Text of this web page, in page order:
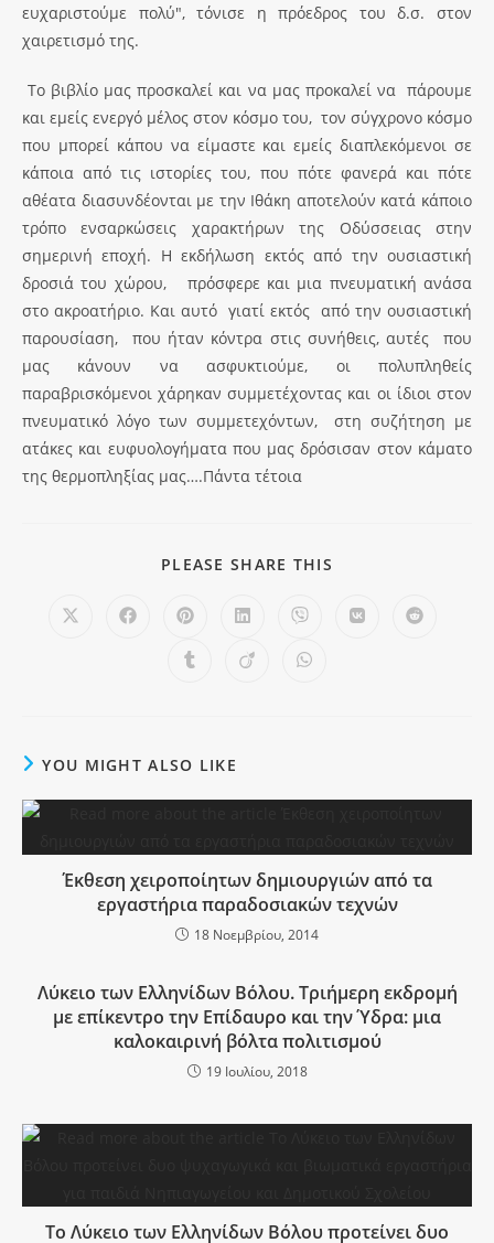
ευχαριστούμε πολύ", τόνισε η πρόεδρος του δ.σ. στον
χαιρετισμό της.
Το βιβλίο μας προσκαλεί και να μας προκαλεί να πάρουμε
και εμείς ενεργό μέλος στον κόσμο του, τον σύγχρονο κόσμο
που μπορεί κάπου να είμαστε και εμείς διαπλεκόμενοι σε
κάποια από τις ιστορίες του, που πότε φανερά και πότε
αθέατα διασυνδέονται με την Ιθάκη αποτελούν κατά κάποιο
τρόπο ενσαρκώσεις χαρακτήρων της Οδύσσειας στην
σημερινή εποχή. Η εκδήλωση εκτός από την ουσιαστική
δροσιά του χώρου, πρόσφερε και μια πνευματική ανάσα
στο ακροατήριο. Και αυτό γιατί εκτός από την ουσιαστική
παρουσίαση, που ήταν κόντρα στις συνήθεις, αυτές που
μας κάνουν να ασφυκτιούμε, οι πολυπληθείς
παραβρισκόμενοι χάρηκαν συμμετέχοντας και οι ίδιοι στον
πνευματικό λόγο των συμμετεχόντων, στη συζήτηση με
ατάκες και ευφυολογήματα που μας δρόσισαν στον κάματο
της θερμοπληξίας μας….Πάντα τέτοια
PLEASE SHARE THIS
YOU MIGHT ALSO LIKE
Έκθεση χειροποίητων δημιουργιών από τα
εργαστήρια παραδοσιακών τεχνών
18 Νοεμβρίου, 2014
Λύκειο των Ελληνίδων Βόλου. Τριήμερη εκδρομή
με επίκεντρο την Επίδαυρο και την Ύδρα: μια
καλοκαιρινή βόλτα πολιτισμού
19 Ιουλίου, 2018
Το Λύκειο των Ελληνίδων Βόλου προτείνει δυο